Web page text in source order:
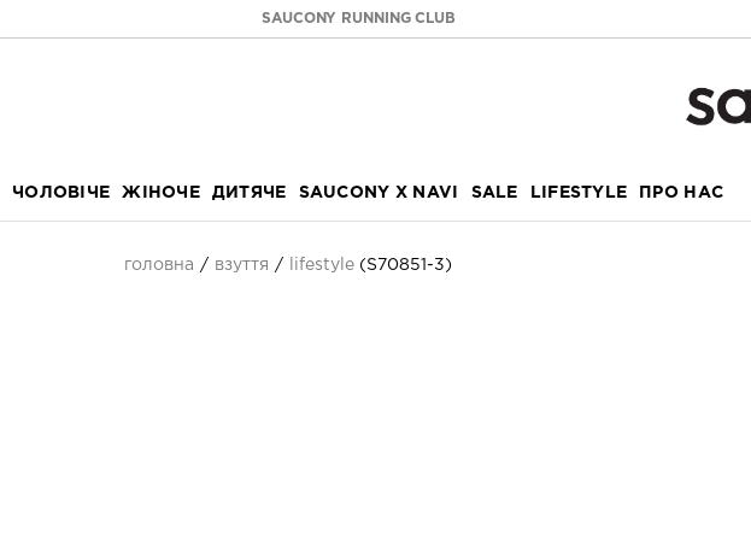
SAUCONY RUNNING CLUB
ЧОЛОВІЧЕ ЖІНОЧЕ ДИТЯЧЕ SAUCONY X NAVI SALE LIFESTYLE ПРО НАС
головна взуття lifestyle (S70851-3)